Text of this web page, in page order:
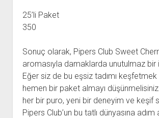
25’li Paket
350
Sonuç olarak, Pipers Club Sweet
aromasıyla damaklarda unutulmaz bir
Eğer siz de bu eşsiz tadımı keşfetmek
hemen bir paket almayı
her bir puro, yeni bir deneyim ve keşif
Pipers Club’un bu tatlı dünyasına